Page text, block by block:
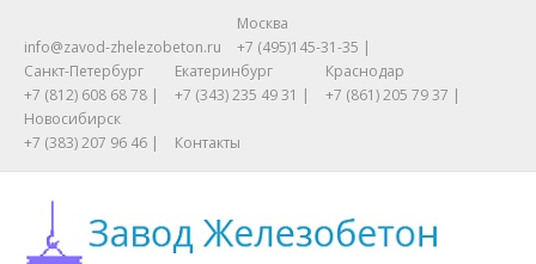
info@zavod-zhelezobeton.ru
Москва
+7 (495)145-31-35 |
Санкт-Петербург
+7 (812) 608 68 78 |
Екатеринбург
+7 (343) 235 49 31 |
Краснодар
+7 (861) 205 79 37 |
Новосибирск
+7 (383) 207 96 46 |
Контакты